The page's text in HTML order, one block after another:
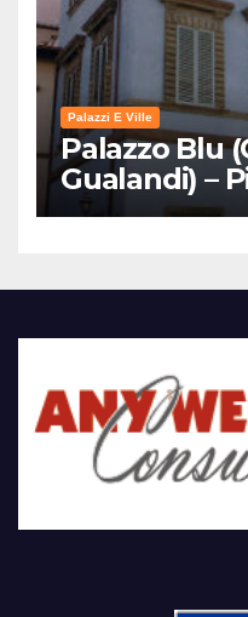
Palazzi E Ville
Palazzo Blu
Gualandi) –
Mostre e